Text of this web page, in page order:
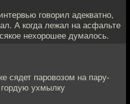
говорил адекватно,
А когда лежал на асфальте
нехорошее думалось.
сядет паровозом на пару-
гордую ухмылку